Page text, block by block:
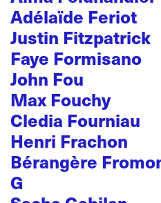
Adélaïde Feriot
Justin Fitzpatrick
Faye Formisano
John Fou
Max Fouchy
Cledia Fourniau
Henri Frachon
Bérangère
G